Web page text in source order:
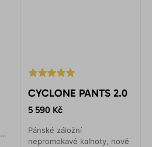
CYCLONE PANTS 2.0
5 590 Kč
Pánské záložní
nepromokavé kalhoty, nově